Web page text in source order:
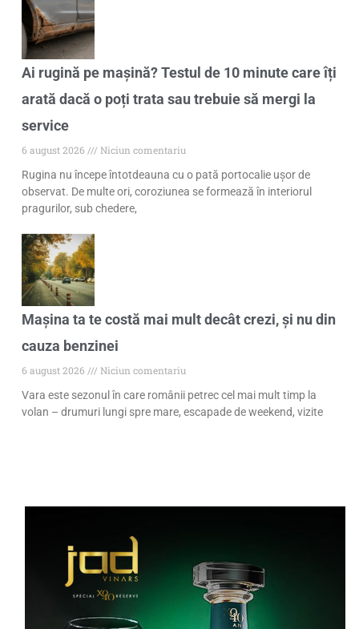
Ai rugină pe mașină? Testul de 10 minute care îți
arată dacă o poți trata sau trebuie să mergi la
service
6 august 2026
Niciun comentariu
Rugina nu începe întotdeauna cu o pată portocalie ușor de
observat. De multe ori, coroziunea se formează în interiorul
pragurilor, sub chedere,
Mașina ta te costă mai mult decât crezi, și nu din
cauza benzinei
6 august 2026
Niciun comentariu
Vara este sezonul în care românii petrec cel mai mult timp la
volan – drumuri lungi spre mare, escapade de weekend, vizite